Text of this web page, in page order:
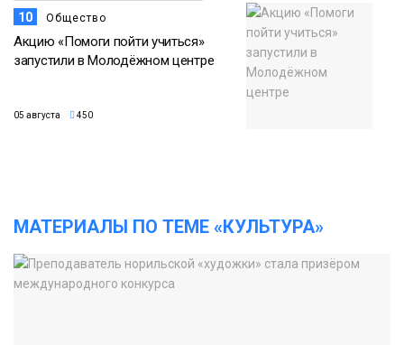
10 Общество
Акцию «Помоги пойти учиться»
запустили в Молодёжном центре
05 августа 450
МАТЕРИАЛЫ ПО ТЕМЕ «КУЛЬТУРА»